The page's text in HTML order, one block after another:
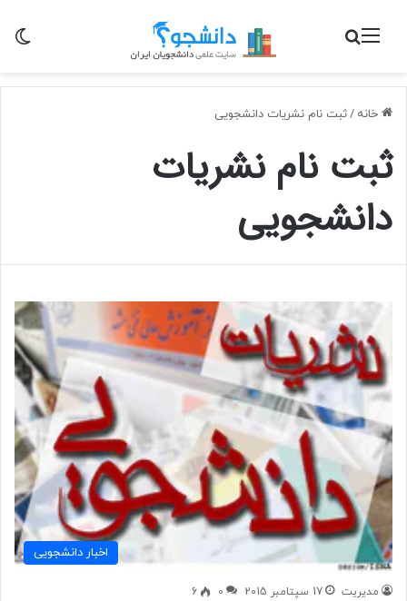
منو جستجو برای
خانه /ثبت نام نشریات دانشجویی
ثبت نام نشریات
دانشجویی
اخبار دانشجویی
مدیریت 17 سپتامبر 2015 0
6